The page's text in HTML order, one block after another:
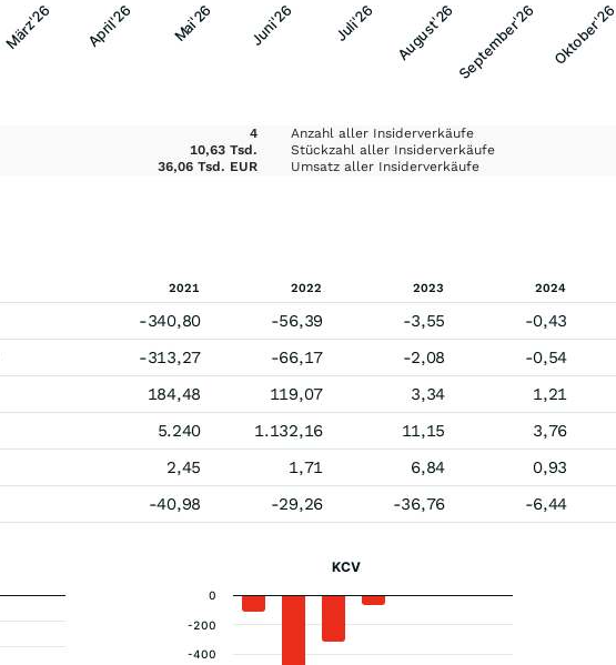
März'26 April'26 Mai'26 Juni'26 Juli'26 August'26 September'26 Oktober'26
4 Anzahl aller Insiderverkäufe
10,63 Tsd. Stückzahl aller Insiderverkäufe
36,06 Tsd. EUR Umsatz aller Insiderverkäufe
2021 2022 2023 2024
-340,80 -56,39 -3,55 -0,43
-313,27 -66,17 -2,08 -0,54
184,48 119,07 3,34 1,21
5.240 1.132,16 11,15 3,76
2,45 1,71 6,84 0,93
-40,98 -29,26 -36,76 -6,44
KCV
-400
-200
0